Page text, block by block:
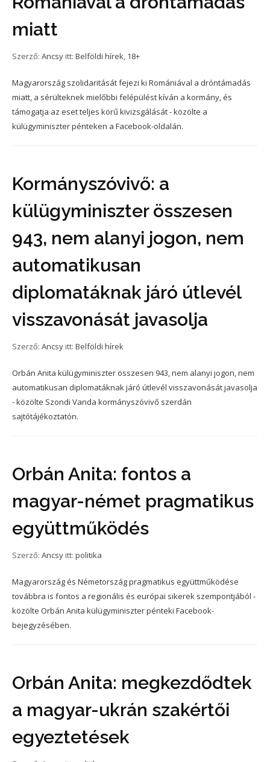
miatt
Szerző: Ancsy itt: Belföldi hírek, 18+
Magyarország szolidaritását fejezi ki Romániával a dróntámadás
miatt, a sérülteknek mielőbbi felépülést kíván a kormány, és
támogatja az eset teljes körű kivizsgálását - közölte a
külügyminiszter pénteken a Facebook-oldalán.
Kormányszóvivő: a
külügyminiszter összesen
943, nem alanyi jogon, nem
automatikusan
diplomatáknak járó útlevél
visszavonását javasolja
Szerző: Ancsy itt: Belföldi hírek
Orbán Anita külügyminiszter összesen 943, nem alanyi jogon, nem
automatikusan diplomatáknak járó útlevél visszavonását javasolja
- közölte Szondi Vanda kormányszóvivő szerdán
sajtótájékoztatón.
Orbán Anita: fontos a
magyar-német pragmatikus
együttműködés
Szerző: Ancsy itt: politika
Magyarország és Németország pragmatikus együttműködése
továbbra is fontos a regionális és európai sikerek szempontjából -
közölte Orbán Anita külügyminiszter pénteki Facebook-
bejegyzésében.
Orbán Anita: megkezdődtek
a magyar-ukrán szakértői
egyeztetések